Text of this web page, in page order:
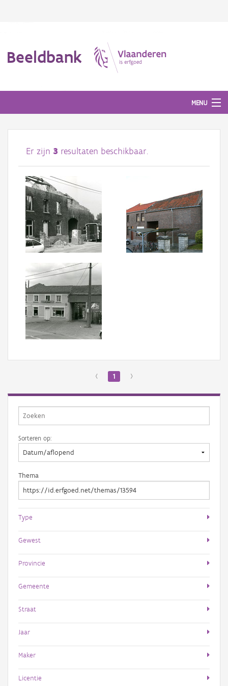
Beeldbank
MENU
Afbeeldingen
#BeeldIndeKijker
Hergebruik
Over ons
Aanmelden
Er zijn 3 resultaten beschikbaar.
‹ 1 ›
Sorteren op:
Thema
Type
Gewest
Provincie
Gemeente
Straat
Jaar
Maker
Licentie